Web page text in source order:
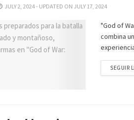
JULY 2, 2024 - UPDATED ON JULY 17, 2024
"God of
combina
SEGUIR